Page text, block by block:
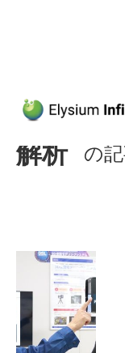
解析 の